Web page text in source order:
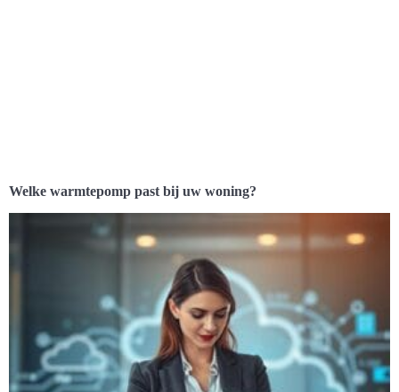
Welke warmtepomp past bij uw woning?